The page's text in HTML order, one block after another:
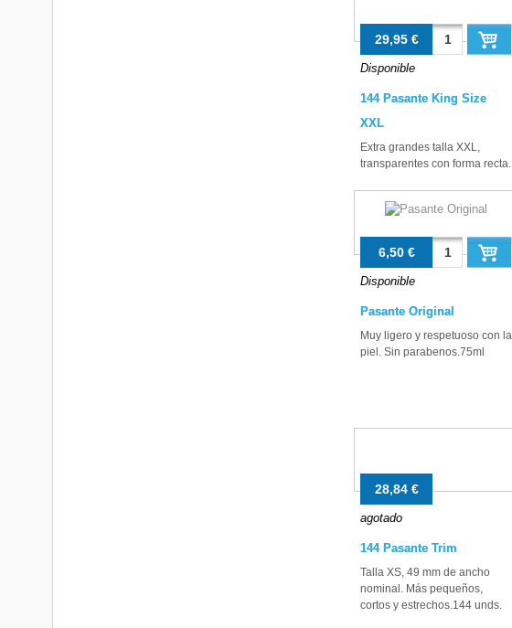
29,95 €
Disponible
144 Pasante King Size
XXL
Extra grandes talla XXL,
transparentes con forma recta.
6,50 €
Disponible
Pasante Original
Muy ligero y respetuoso con la
piel. Sin parabenos.75ml
28,84 €
agotado
144 Pasante Trim
Talla XS, 49 mm de ancho
nominal. Más pequeños,
cortos y estrechos.144 unds.